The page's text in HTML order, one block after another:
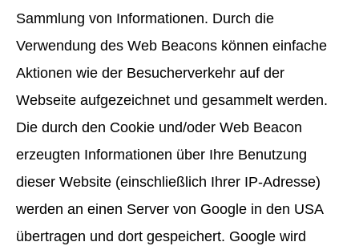
Sammlung von Informationen. Durch die
Verwendung des Web Beacons können einfache
Aktionen wie der Besucherverkehr auf der
Webseite aufgezeichnet und gesammelt werden.
Die durch den Cookie und/oder Web Beacon
erzeugten Informationen über Ihre Benutzung
dieser Website (einschließlich Ihrer IP-Adresse)
werden an einen Server von Google in den USA
übertragen und dort gespeichert. Google wird